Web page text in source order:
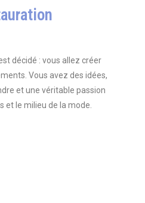
décidé : vous allez créer
Vous avez des idées,
et une véritable passion
et le milieu de la mode.